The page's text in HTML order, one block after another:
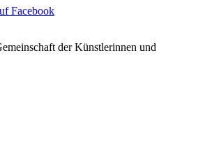
der Künstlerinnen und